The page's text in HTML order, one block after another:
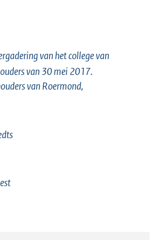
van het college van
van 30 mei 2017.
van Roermond,